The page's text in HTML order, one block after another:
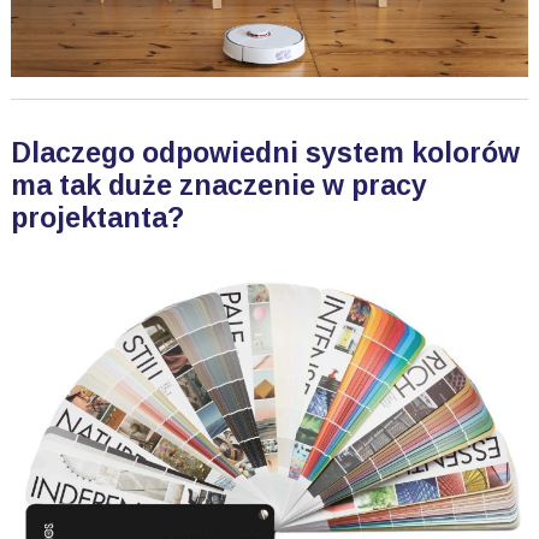
Dlaczego odpowiedni system kolorów
ma tak duże znaczenie w pracy
projektanta?